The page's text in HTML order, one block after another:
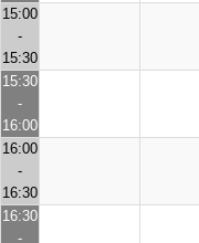
15:00
-
15:30
15:30
-
16:00
16:00
-
16:30
16:30
-